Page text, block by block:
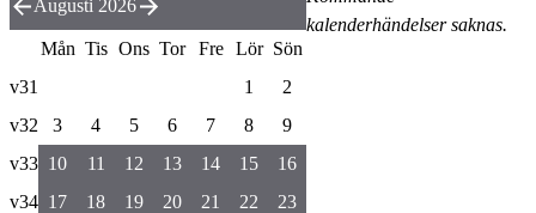
kalenderhändelser saknas.
Augusti 2026
Mån Tis Ons Tor Fre Lör Sön
v31
1
2
v32
3 4 5 6 7 8
9
v33 10 11 12 13 14 15
16
v34 17 18 19 20 21 22
23